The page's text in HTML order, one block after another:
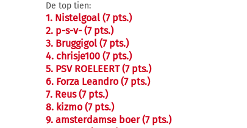
De top tien:
1. Nistelgoal (7 pts.)
2. p-s-v- (7 pts.)
3. Bruggigol (7 pts.)
4. chrisje100 (7 pts.)
5. PSV ROELEERT (7 pts.)
6. Forza Leandro (7 pts.)
7. Reus (7 pts.)
8. kizmo (7 pts.)
9. amsterdamse boer (7 pts.)